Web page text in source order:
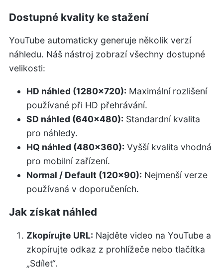
Dostupné kvality ke stažení
YouTube automaticky generuje několik verzí
náhledu. Náš nástroj zobrazí všechny dostupné
velikosti:
HD náhled (1280x720): Maximální rozlišení
používané při HD přehrávání.
SD náhled (640x480): Standardní kvalita
pro náhledy.
HQ náhled (480x360): Vyšší kvalita vhodná
pro mobilní zařízení.
Normal / Default (120x90): Nejmenší verze
používaná v doporučeních.
Jak získat náhled
Zkopírujte URL: Najděte video na YouTube a
zkopírujte odkaz z prohlížeče nebo tlačítka
„Sdílet“.